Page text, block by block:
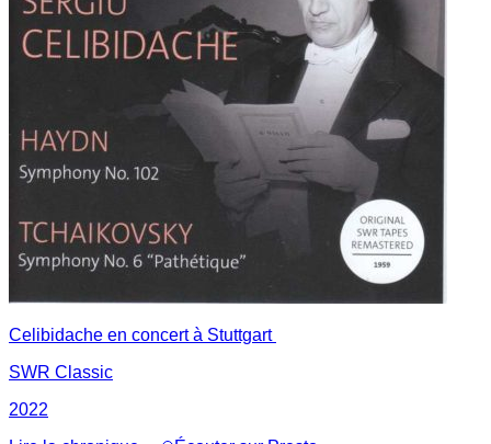
Celibidache en concert à Stuttgart
SWR Classic
2022